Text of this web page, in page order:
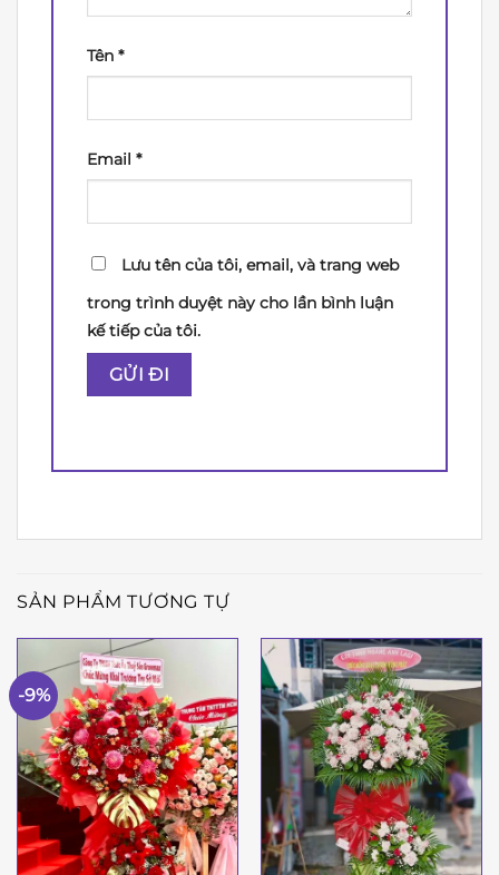
Tên *
Email *
Lưu tên của tôi, email, và trang web
trong trình duyệt này cho lần bình luận
kế tiếp của tôi.
SẢN PHẨM TƯƠNG TỰ
-9%